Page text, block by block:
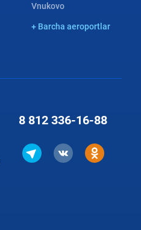
Vnukovo
+ Barcha aeroportlar
8 812 336-16-88